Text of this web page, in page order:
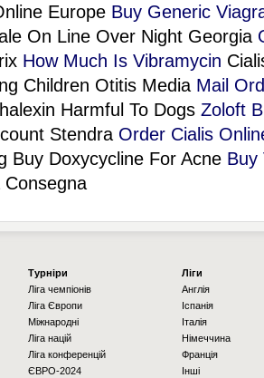
Europe Buy Generic
On Line Over Night Georgia
How Much Is Vibramycin
Children Otitis Media Mail
Harmful To Dogs Zoloft
Stendra Order Cialis
Buy Doxycycline For Acne Buy
Consegna
Турніри
Ліга чемпіонів
Ліга Європи
Міжнародні
Ліга націй
Ліга конференцій
ЄВРО-2024
Ліги
Англія
Іспанія
Італія
Німеччина
Франція
Інші